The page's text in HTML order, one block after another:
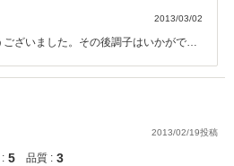
2013/03/02
ざいました。その後調子はいかがです
宜しく お願いいたします。
2013/02/19投稿
5 品質 : 3